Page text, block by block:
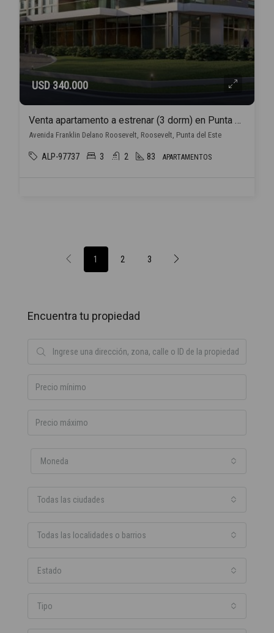
USD 340.000
Venta apartamento a estrenar (3 dorm) en Punta del Este con financiación propia
Avenida Franklin Delano Roosevelt, Roosevelt, Punta del Este
ALP-97737 3 2 83 APARTAMENTOS
1 2 3
Encuentra tu propiedad
Moneda
Todas las ciudades
Todas las localidades o barrios
Estado
Tipo